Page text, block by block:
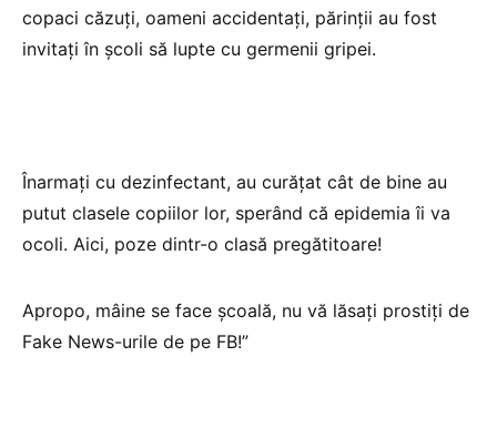
copaci căzuți, oameni accidentați, părinții au fost
invitați în școli să lupte cu germenii gripei.
Înarmați cu dezinfectant, au curățat cât de bine au
putut clasele copiilor lor, sperând că epidemia îi va
ocoli. Aici, poze dintr-o clasă pregătitoare!
Apropo, mâine se face școală, nu vă lăsați prostiți de
Fake News-urile de pe FB!”